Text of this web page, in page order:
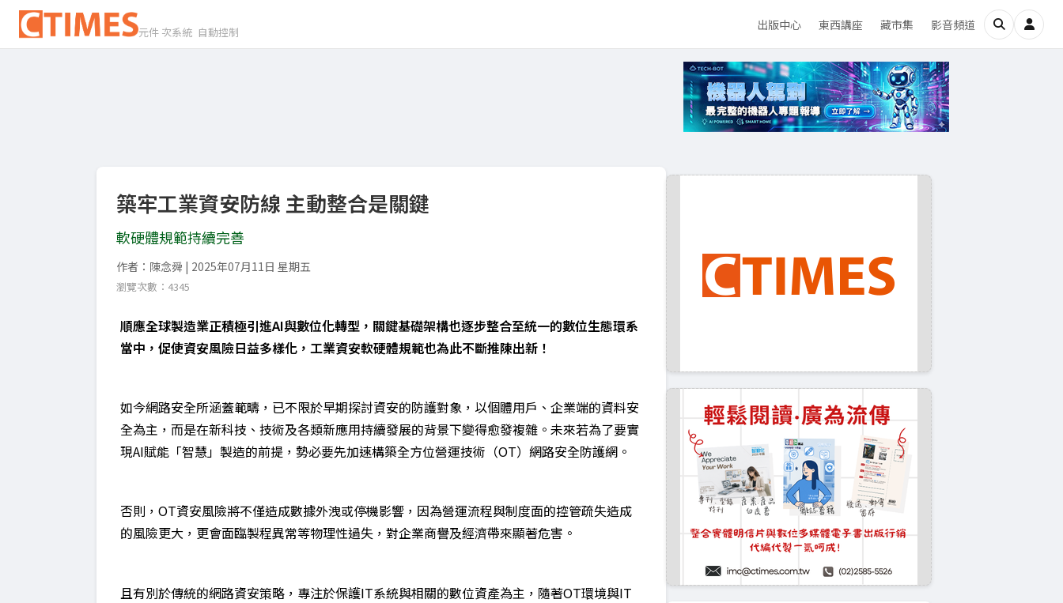
元件 次系統 自動控制 出版中心 東西講座 藏市集 影音頻道
築牢工業資安防線 主動整合是關鍵
軟硬體規範持續完善
作者：陳念舜 | 2025年07月11日 星期五
瀏覽次數：4345
順應全球製造業正積極引進AI與數位化轉型，關鍵基礎架構也逐步整合至統一的數位生態環系
當中，促使資安風險日益多樣化，工業資安軟硬體規範也為此不斷推陳出新！
如今網路安全所涵蓋範疇，已不限於早期探討資安的防護對象，以個體用戶、企業端的資料安
全為主，而是在新科技、技術及各類新應用持續發展的背景下變得愈發複雜。未來若為了要實
現AI賦能「智慧」製造的前提，勢必要先加速構築全方位營運技術（OT）網路安全防護網。
否則，OT資安風險將不僅造成數據外洩或停機影響，因為營運流程與制度面的控管疏失造成
的風險更大，更會面臨製程異常等物理性過失，對企業商譽及經濟帶來顯著危害。
且有別於傳統的網路資安策略，專注於保護IT系統與相關的數位資產為主，隨著OT環境與IT